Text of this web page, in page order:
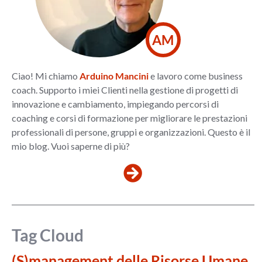
AM
Ciao! Mi chiamo Arduino Mancinie lavoro come business
coach. Supporto i miei Clienti nella gestione di progetti di
innovazione e cambiamento, impiegando percorsi di
coaching e corsi di formazione per migliorare le prestazioni
professionali di persone, gruppi e organizzazioni. Questo è il
mio blog. Vuoi saperne di più?
Tag Cloud